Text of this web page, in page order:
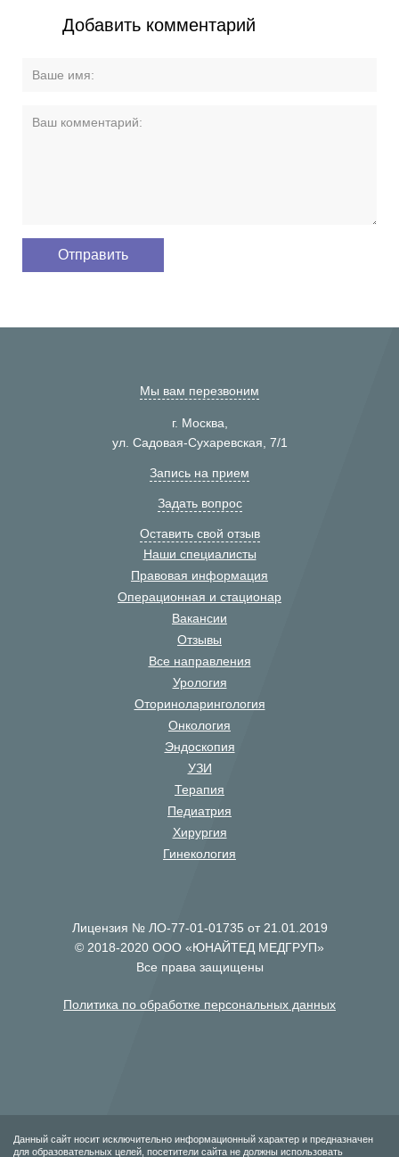
Добавить комментарий
Мы вам перезвоним
г. Москва,
ул. Садовая-Сухаревская, 7/1
Запись на прием
Задать вопрос
Оставить свой отзыв
Наши специалисты
Правовая информация
Операционная и стационар
Вакансии
Отзывы
Все направления
Урология
Оториноларингология
Онкология
Эндоскопия
УЗИ
Терапия
Педиатрия
Хирургия
Гинекология
Лицензия № ЛО-77-01-01735 от 21.01.2019
© 2018-2020 ООО «ЮНАЙТЕД МЕДГРУП»
Все права защищены
Политика по обработке персональных данных
Данный сайт носит исключительно информационный характер и предназначен
для образовательных целей, посетители сайта не должны использовать